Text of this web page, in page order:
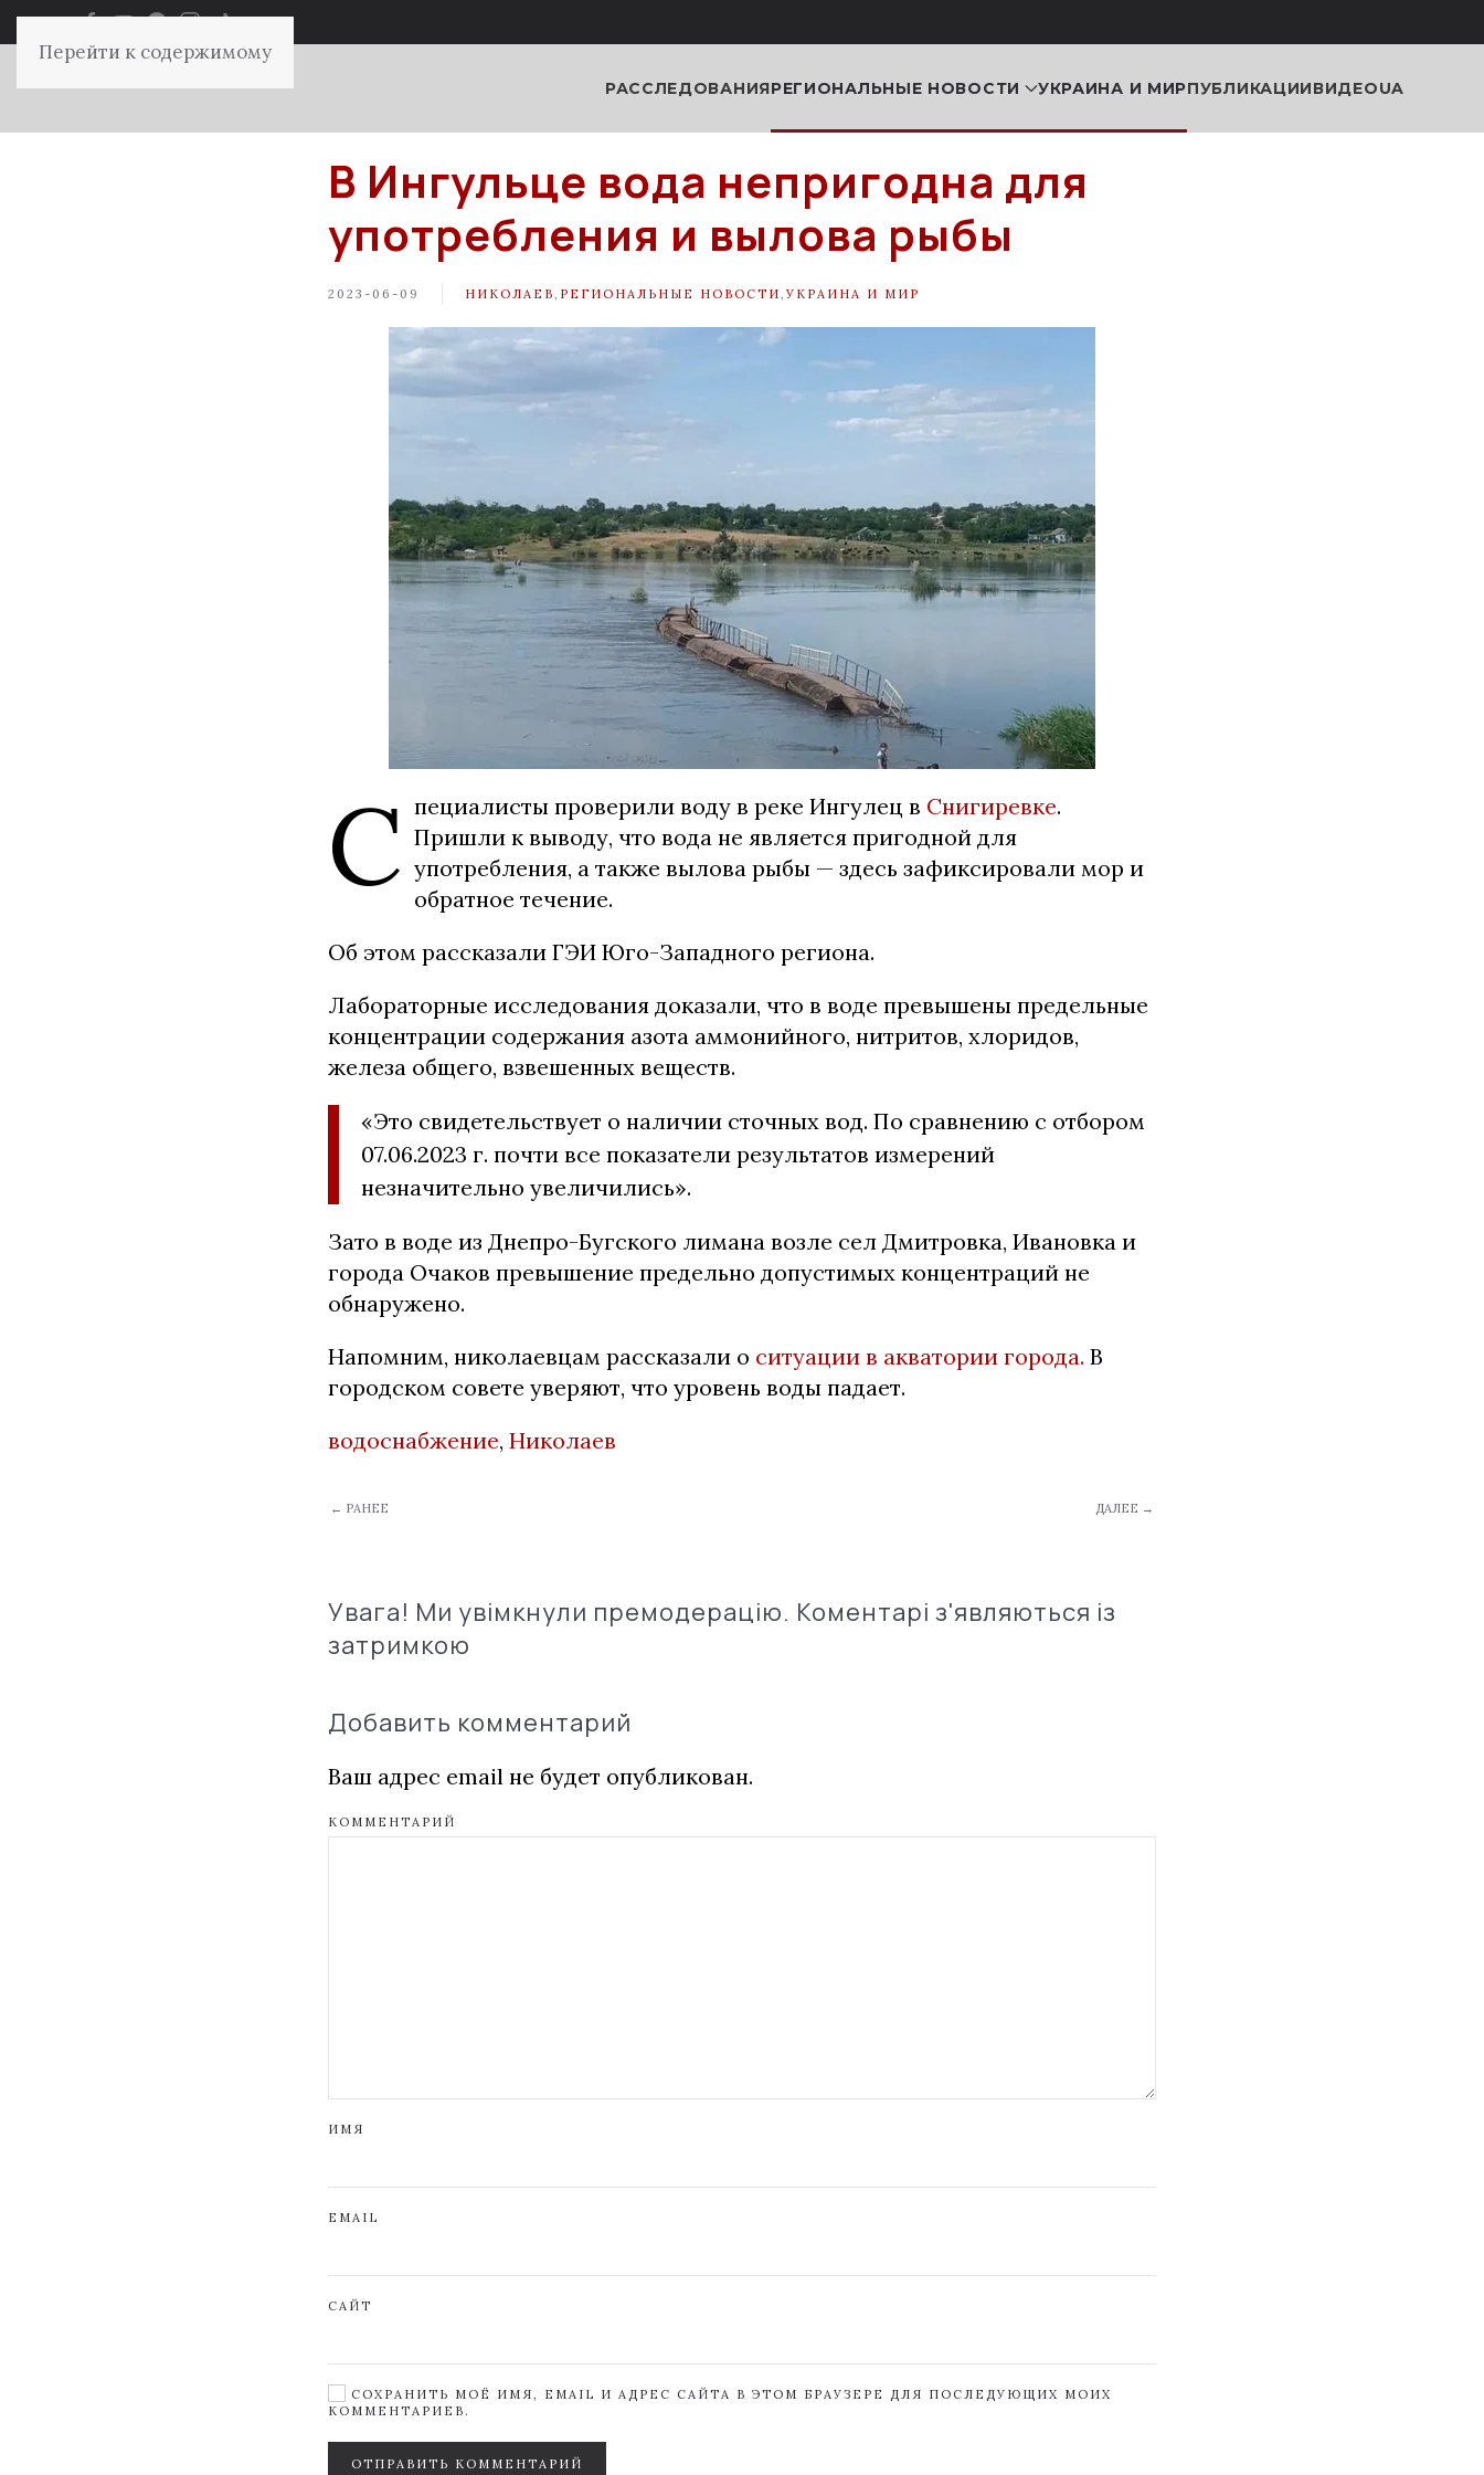
Перейти к содержимому
РАССЛЕДОВАНИЯРЕГИОНАЛЬНЫЕ НОВОСТИ УКРАИНА И МИРПУБЛИКАЦИИВИДЕОUA
В Ингульце вода непригодна для
употребления и вылова рыбы
2023-06-09 НИКОЛАЕВ РЕГИОНАЛЬНЫЕ НОВОСТИ УКРАИНА И МИР
С пециалисты проверили воду в реке Ингулец в Снигиревке.
Пришли к выводу, что вода не является пригодной для
употребления, а также вылова рыбы — здесь зафиксировали мор и
обратное течение.
Об этом рассказали ГЭИ Юго-Западного региона.
Лабораторные исследования доказали, что в воде превышены предельные
концентрации содержания азота аммонийного, нитритов, хлоридов,
железа общего, взвешенных веществ.
«Это свидетельствует о наличии сточных вод. По сравнению с отбором
07.06.2023 г. почти все показатели результатов измерений
незначительно увеличились».
Зато в воде из Днепро-Бугского лимана возле сел Дмитровка, Ивановка и
города Очаков превышение предельно допустимых концентраций не
обнаружено.
Напомним, николаевцам рассказали о ситуации в акватории города. В
городском совете уверяют, что уровень воды падает.
водоснабжение, Николаев
← РАНЕЕ ДАЛЕЕ →
Увага! Ми увімкнули премодерацію. Коментарі з'являються із
затримкою
Добавить комментарий
Ваш адрес email не будет опубликован.
КОММЕНТАРИЙ
ИМЯ
EMAIL
САЙТ
СОХРАНИТЬ МОЁ ИМЯ, EMAIL И АДРЕС САЙТА В ЭТОМ БРАУЗЕРЕ ДЛЯ ПОСЛЕДУЮЩИХ МОИХ
КОММЕНТАРИЕВ.
ОТПРАВИТЬ КОММЕНТАРИЙ